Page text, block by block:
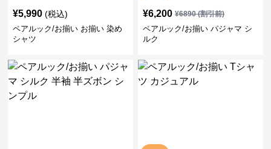
¥5,990 (税込)
ペアルック/お揃い お揃い 染め
シャツ
¥6,200 ¥6890(割引前)
ペアルック/お揃い パジャマ シ
ルク